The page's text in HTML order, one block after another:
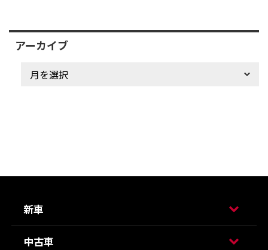
アーカイブ
新車
中古車